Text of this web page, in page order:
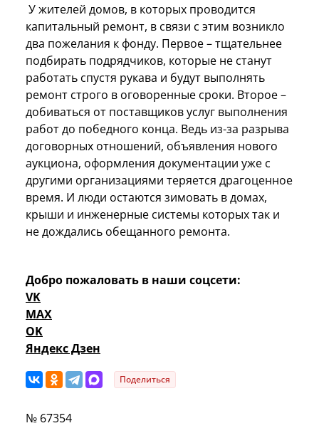
У жителей домов, в которых проводится
капитальный ремонт, в связи с этим возникло
два пожелания к фонду. Первое – тщательнее
подбирать подрядчиков, которые не станут
работать спустя рукава и будут выполнять
ремонт строго в оговоренные сроки. Второе –
добиваться от поставщиков услуг выполнения
работ до победного конца. Ведь из-за разрыва
договорных отношений, объявления нового
аукциона, оформления документации уже с
другими организациями теряется драгоценное
время. И люди остаются зимовать в домах,
крыши и инженерные системы которых так и
не дождались обещанного ремонта.
Добро пожаловать в наши соцсети:
VK
MAX
OK
Яндекс Дзен
Поделиться
№ 67354